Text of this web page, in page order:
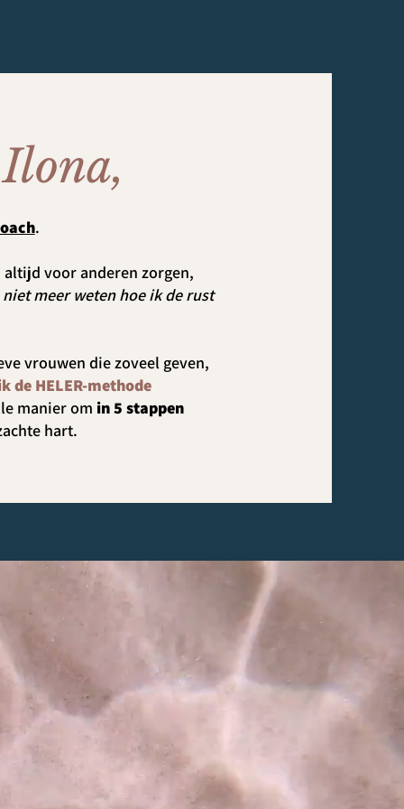
.
voor anderen zorgen,
niet meer weten hoe ik de rust
vrouwen die zoveel geven,
de HELER-methode
manier om in 5 stappen
hart.